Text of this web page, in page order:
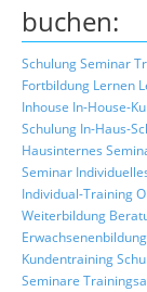
buchen:
SchulungSeminar
Fortbildung Lernen
Inhouse In-House-
Schulung In-Haus-
Hausinternes
Seminar
Individual-Training
Weiterbildung
Erwachsenenbildung
Kundentraining
Seminare